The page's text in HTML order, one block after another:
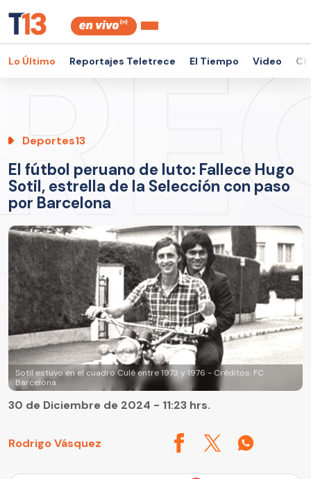
Lo Último Reportajes Teletrece El Tiempo Video
Deportes13
El fútbol peruano de luto: Fallece Hugo
Sotil, estrella de la Selección con paso
por Barcelona
Sotil estuvo en el cuadro Culé entre 1973 y 1976 - Créditos: FC
Barcelona.
Rodrigo Vásquez
30 de Diciembre de 2024 - 11:23 hrs.